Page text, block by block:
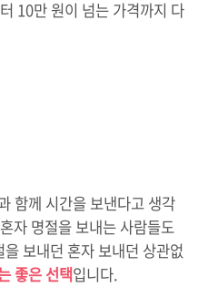
10만 원이 넘는 가격까지 다
함께 시간을 보낸다고 생각
자 명절을 보내는 사람들도
보내던 혼자 보내던 상관없
좋은 선택입니다.